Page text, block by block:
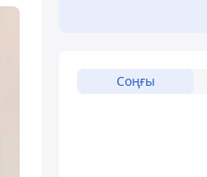
Соңғы